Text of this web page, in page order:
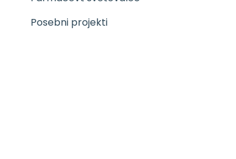
Posebni projekti